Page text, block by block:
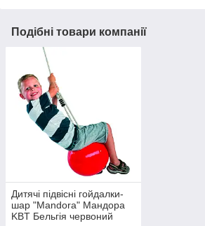
Подібні товари компанії
Дитячі підвісні гойдалки-
шар "Mandora" Мандора
KBT Бельгія червоний